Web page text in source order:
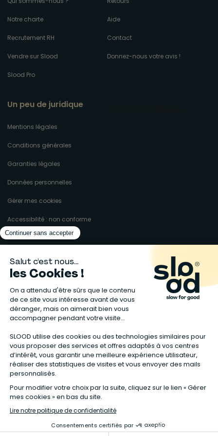
Notre charte
Recrutement RH
Vendre sur Slood
Slood Pro
Aide
Contact
Donnez-nous votre avis !
Un peu de juridique
Mentions légales
Conditions générales
Garanties légales
Données personnelles
Gérer mes cookies
Accessibilité : non conforme
Matelas naturels⋅Graines bio⋅ Lits bébés en bois⋅Déodorant bio⋅Sapin
en bois⋅Complement alimentaire naturel
Calendrier de l’Avent gourmand⋅Couche bio⋅Anti-nuisible⋅Poeles
Ventilateurs de plafond
dans la fiche produit. Tous les codes promos applicables sur Slood sont
**Valable sur les chambres complètes Sauthon taguées en Offre